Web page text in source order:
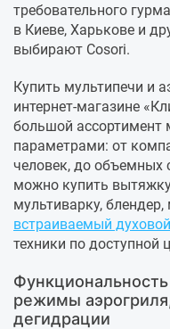
требовательного
в Киеве, Харькове и
выбирают Cosori.
Купить мультипечи и
интернет-магазине
большой ассортимент
параметрами: от
человек, до объемных
можно купить
мультиварку,
встраиваемый
техники по доступной
режимы
дегидрации